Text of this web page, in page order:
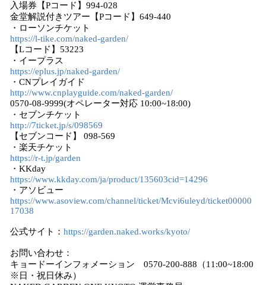
入場券【Pコード】994-028
金堂解説付きツアー【Pコード】649-440
・ローソンチケット
https://l-tike.com/naked-garden/
【Lコード】53223
・イープラス
https://eplus.jp/naked-garden/
・CNプレイガイド
http://www.cnplayguide.com/naked-garden/
0570-08-9999(オペレーター対応 10:00~18:00)
・セブンチケット
http://7ticket.jp/s/098569
【セブンコード】 098-569
・楽天チケット
https://r-t.jp/garden
・KKday
https://www.kkday.com/ja/product/135603cid=14296
・アソビュー
https://www.asoview.com/channel/ticket/Mcvi6uleyd/ticket00000
17038
公式サイト： https://garden.naked.works/kyoto/
お問い合わせ：
キョードーインフォメーション 0570-200-888（11:00~18:00
※日・祝日休み）